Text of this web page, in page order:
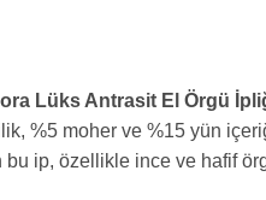
Lüks Antrasit El Örgü
%5 moher ve %15 yün
bu ip, özellikle ince ve hafif